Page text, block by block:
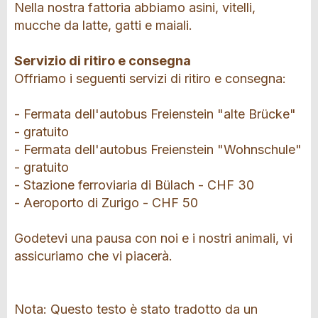
Nella nostra fattoria abbiamo asini, vitelli,
mucche da latte, gatti e maiali.
Servizio di ritiro e consegna
Offriamo i seguenti servizi di ritiro e consegna:
- Fermata dell'autobus Freienstein "alte Brücke"
- gratuito
- Fermata dell'autobus Freienstein "Wohnschule"
- gratuito
- Stazione ferroviaria di Bülach - CHF 30
- Aeroporto di Zurigo - CHF 50
Godetevi una pausa con noi e i nostri animali, vi
assicuriamo che vi piacerà.
Nota: Questo testo è stato tradotto da un